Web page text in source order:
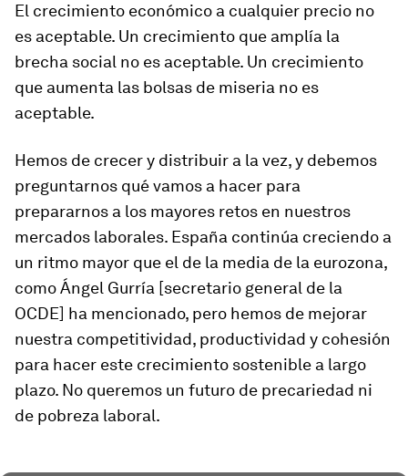
El crecimiento económico a cualquier precio no
es aceptable. Un crecimiento que amplía la
brecha social no es aceptable. Un crecimiento
que aumenta las bolsas de miseria no es
aceptable.
Hemos de crecer y distribuir a la vez, y debemos
preguntarnos qué vamos a hacer para
prepararnos a los mayores retos en nuestros
mercados laborales. España continúa creciendo a
un ritmo mayor que el de la media de la eurozona,
como Ángel Gurría [secretario general de la
OCDE] ha mencionado, pero hemos de mejorar
nuestra competitividad, productividad y cohesión
para hacer este crecimiento sostenible a largo
plazo. No queremos un futuro de precariedad ni
de pobreza laboral.